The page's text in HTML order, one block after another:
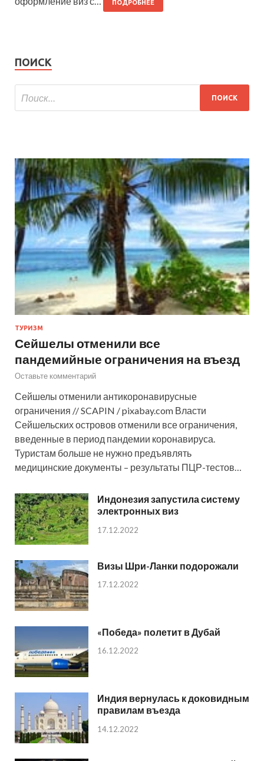
ПОДРОБНЕЕ
ПОИСК
ТУРИЗМ
Сейшелы отменили все
пандемийные ограничения на въезд
Оставьте комментарий
Сейшелы отменили антикоронавирусные
ограничения // SCAPIN / pixabay.com Власти
Сейшельских островов отменили все ограничения,
введенные в период пандемии коронавируса.
Туристам больше не нужно предъявлять
медицинские документы – результаты ПЦР-тестов…
Индонезия запустила систему
электронных виз
17.12.2022
Визы Шри-Ланки подорожали
17.12.2022
«Победа» полетит в Дубай
16.12.2022
Индия вернулась к доковидным
правилам въезда
14.12.2022